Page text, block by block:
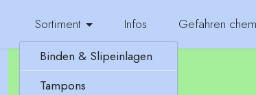
Sortiment
Binden & Slipeinlagen
Tampons
Infos Gefahren